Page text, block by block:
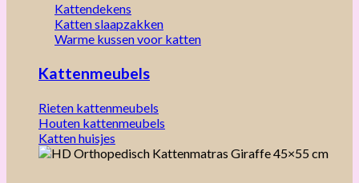
Kattendekens
Katten slaapzakken
Warme kussen voor katten
Kattenmeubels
Rieten kattenmeubels
Houten kattenmeubels
Katten huisjes